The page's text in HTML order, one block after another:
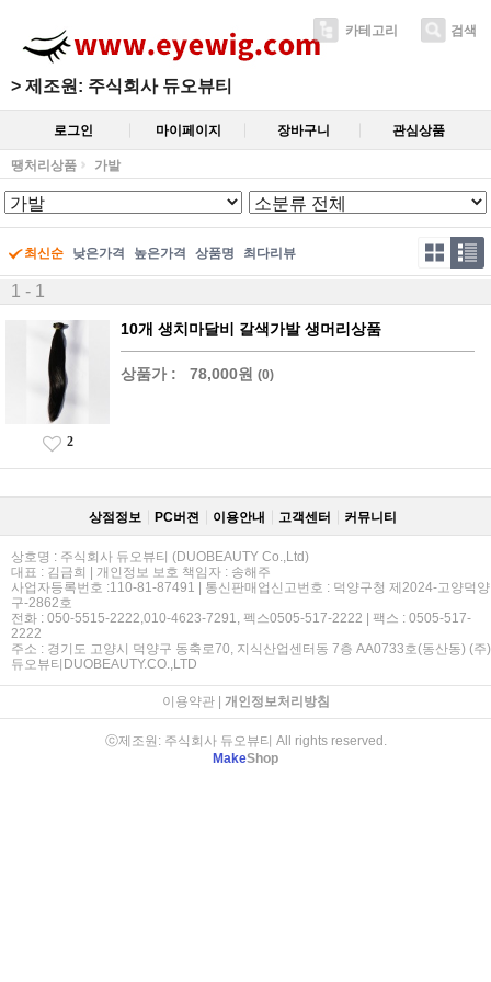
> 제조원: 주식회사 듀오뷰티
카테고리 검색
로그인 마이페이지 장바구니 관심상품
땡처리상품 가발
최신순 낮은가격 높은가격 상품명 최다리뷰
1 - 1
10개 생치마달비 갈색가발 생머리상품
상품가 : 78,000원 (0)
2
상점정보 PC버젼 이용안내 고객센터 커뮤니티
상호명 : 주식회사 듀오뷰티 (DUOBEAUTY Co.,Ltd)
대표 : 김금희 | 개인정보 보호 책임자 : 송해주
사업자등록번호 :110-81-87491 | 통신판매업신고번호 : 덕양구청 제2024-고양덕양
구-2862호
전화 : 050-5515-2222,010-4623-7291, 펙스0505-517-2222 | 팩스 : 0505-517-
2222
주소 : 경기도 고양시 덕양구 동축로70, 지식산업센터동 7층 AA0733호(동산동) (주)
듀오뷰티DUOBEAUTY.CO.,LTD
이용약관| 개인정보처리방침
ⓒ제조원: 주식회사 듀오뷰티 All rights reserved.
MakeShop